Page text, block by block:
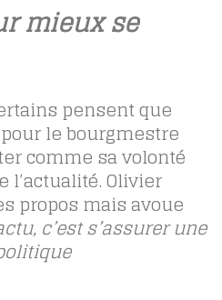
mieux se
pensent que
le bourgmestre
comme sa volonté
Olivier
propos mais avoue
c’est s’assurer une